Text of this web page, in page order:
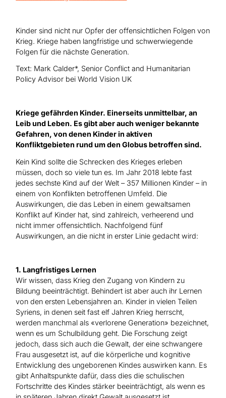
Kinder sind nicht nur Opfer der offensichtlichen Folgen von
Krieg. Kriege haben langfristige und schwerwiegende
Folgen für die nächste Generation.
Text: Mark Calder*, Senior Conflict and Humanitarian
Policy Advisor bei World Vision UK
Kriege gefährden Kinder. Einerseits unmittelbar, an
Leib und Leben. Es gibt aber auch weniger bekannte
Gefahren, von denen Kinder in aktiven
Konfliktgebieten rund um den Globus betroffen sind.
Kein Kind sollte die Schrecken des Krieges erleben
müssen, doch so viele tun es. Im Jahr 2018 lebte fast
jedes sechste Kind auf der Welt – 357 Millionen Kinder – in
einem von Konflikten betroffenen Umfeld. Die
Auswirkungen, die das Leben in einem gewaltsamen
Konflikt auf Kinder hat, sind zahlreich, verheerend und
nicht immer offensichtlich. Nachfolgend fünf
Auswirkungen, an die nicht in erster Linie gedacht wird:
1. Langfristiges Lernen
Wir wissen, dass Krieg den Zugang von Kindern zu
Bildung beeinträchtigt. Behindert ist aber auch ihr Lernen
von den ersten Lebensjahren an. Kinder in vielen Teilen
Syriens, in denen seit fast elf Jahren Krieg herrscht,
werden manchmal als «verlorene Generation» bezeichnet,
wenn es um Schulbildung geht. Die Forschung zeigt
jedoch, dass sich auch die Gewalt, der eine schwangere
Frau ausgesetzt ist, auf die körperliche und kognitive
Entwicklung des ungeborenen Kindes auswirken kann. Es
gibt Anhaltspunkte dafür, dass dies die schulischen
Fortschritte des Kindes stärker beeinträchtigt, als wenn es